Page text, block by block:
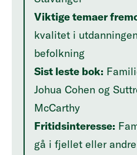
Viktige temaer
kvalitet i
befolkning
Sist leste bok:
Johua Cohen og
McCarthy
Fritidsinteresse:
gå i fjellet eller